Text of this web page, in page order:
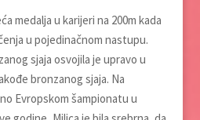
medalja u karijeri na 200m kada
u pojedinačnom nastupu.
sjaja osvojila je upravo u
bronzanog sjaja. Na
Evropskom šampionatu u